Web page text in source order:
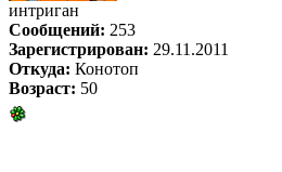
интриган
Сообщений: 253
Зарегистрирован: 29.11.2011
Откуда: Конотоп
Возраст: 50